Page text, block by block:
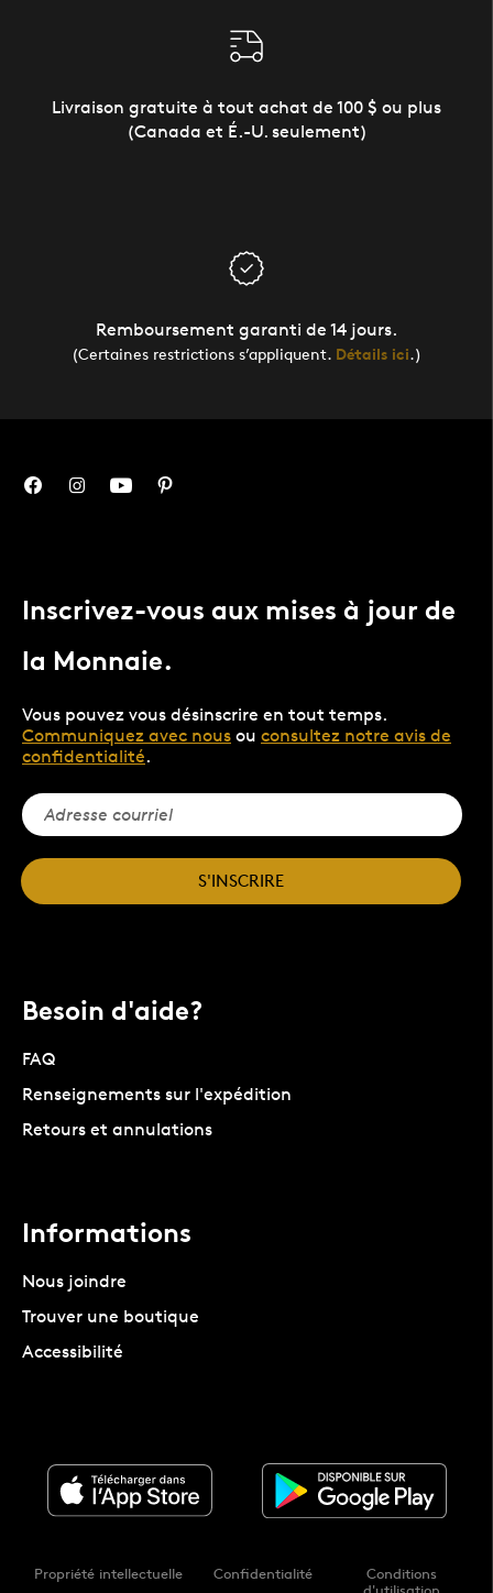
Livraison gratuite à tout achat de 100 $ ou plus
(Canada et É.-U. seulement)
Remboursement garanti de 14 jours.
(Certaines restrictions s’appliquent. Détails ici.)
Inscrivez-vous aux mises à jour de
la Monnaie.
Vous pouvez vous désinscrire en tout temps.
Communiquez avec nous ou consultez notre avis de
confidentialité.
S'INSCRIRE
Besoin d'aide?
FAQ
Renseignements sur l'expédition
Retours et annulations
Informations
Nous joindre
Trouver une boutique
Accessibilité
Propriété intellectuelle Confidentialité
Conditions